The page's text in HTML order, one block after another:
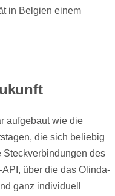
in Belgien einem
aufgebaut wie die
die sich beliebig
des
über die das Olinda-
ganz individuell